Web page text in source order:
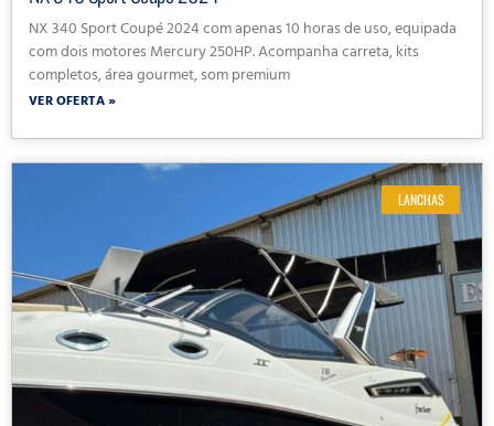
NX 340 Sport Coupé 2024 com apenas 10 horas de uso, equipada
com dois motores Mercury 250HP. Acompanha carreta, kits
completos, área gourmet, som premium
VER OFERTA »
LANCHAS